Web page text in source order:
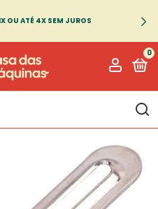
OU ATÉ 4X SEM JUROS
0